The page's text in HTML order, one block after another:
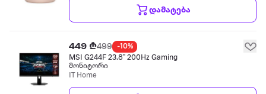
დამატება
449 ₾499
-10%
MSI G244F 23.8" 200Hz Gaming
მონიტორი
IT Home